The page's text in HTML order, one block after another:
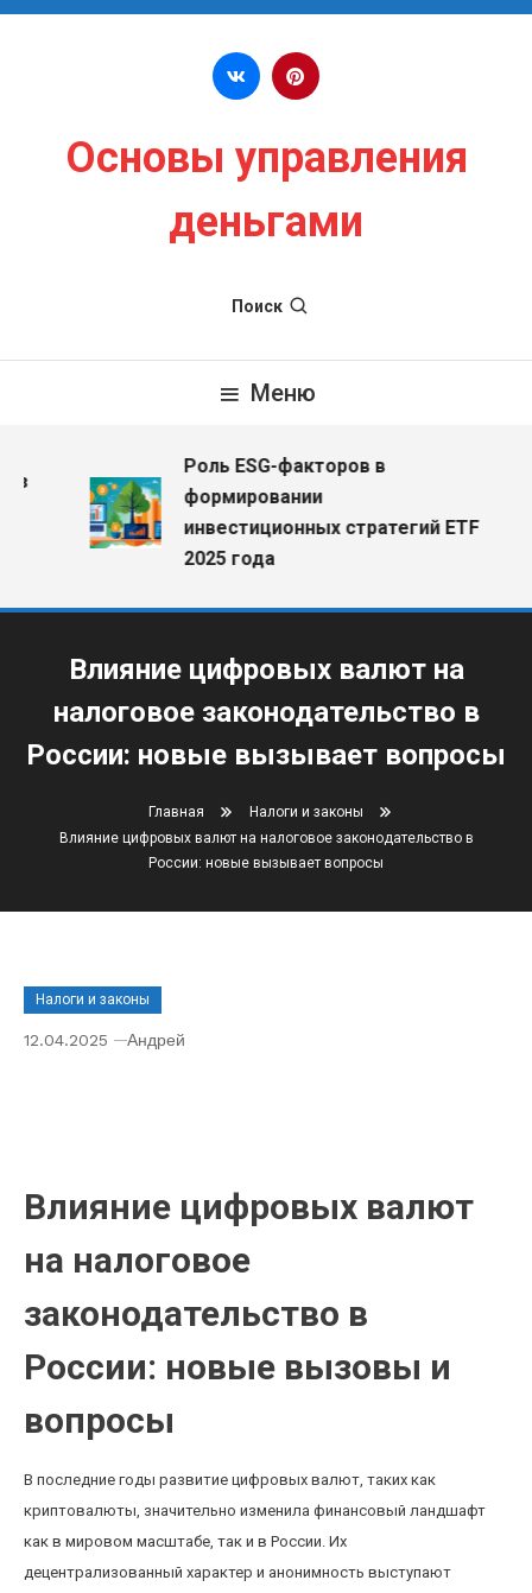
Перейти к содержимому
Основы управления
деньгами
Поиск
Меню
Роль ESG-факторов в
формировании
инвестиционных стратегий ETF
2025 года
Влияние цифровых валют на
налоговое законодательство в
России: новые вызывает вопросы
Главная
Налоги и законы
Влияние цифровых валют на налоговое законодательство в
России: новые вызывает вопросы
Налоги и законы
12.04.2025 Андрей
Влияние цифровых валют
на налоговое
законодательство в
России: новые вызовы и
вопросы
В последние годы развитие цифровых валют, таких как
криптовалюты, значительно изменила финансовый ландшафт
как в мировом масштабе, так и в России. Их
децентрализованный характер и анонимность выступают